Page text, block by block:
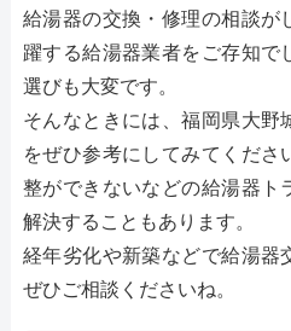
給湯器の交換・修理の相談が
躍する給湯器業者をご存知で
選びも大変です。
そんなときには、福岡県大野
をぜひ参考にしてみてくださ
整ができないなどの給湯器ト
解決することもあります。
経年劣化や新築などで給湯器
ぜひご相談くださいね。